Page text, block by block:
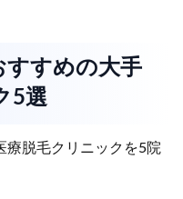
すすめの大手
5選
療脱毛クリニックを5院